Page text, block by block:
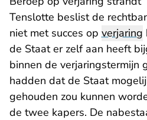
Tenslotte beslist de
niet met succes op verjaring
de Staat er zelf aan heeft
binnen de verjaringstermijn
hadden dat de Staat
gehouden zou kunnen
de twee kapers. De